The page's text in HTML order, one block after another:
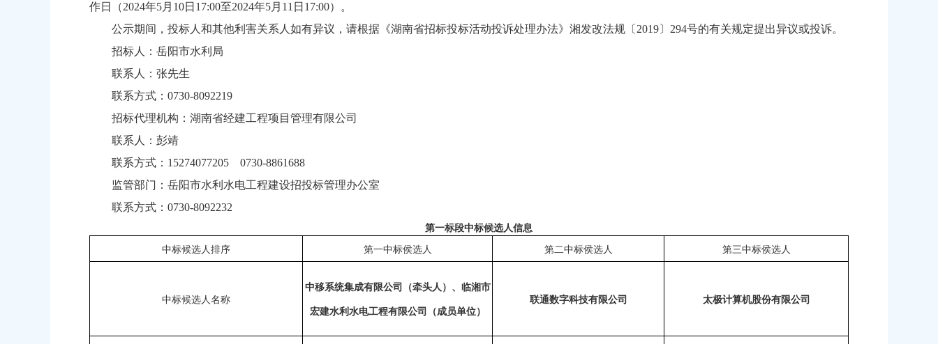
作日（2024年5月10日17:00至2024年5月11日17:00）。
公示期间，投标人和其他利害关系人如有异议，请根据《湖南省招标投标活动投诉处理办法》湘发改法规〔2019〕294号的有关规定提出异议或投诉。
招标人：岳阳市水利局
联系人：张先生
联系方式：0730-8092219
招标代理机构：湖南省经建工程项目管理有限公司
联系人：彭靖
联系方式：15274077205 0730-8861688
监管部门：岳阳市水利水电工程建设招投标管理办公室
联系方式：0730-8092232
第一标段中标候选人信息
中标候选人排序 第一中标侯选人 第二中标侯选人 第三中标侯选人
中标候选人名称
中移系统集成有限公司（牵头人）、临湘市
宏建水利水电工程有限公司（成员单位）
联通数字科技有限公司 太极计算机股份有限公司